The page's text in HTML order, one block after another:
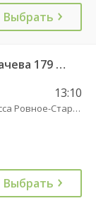
Выбрать
Саратов АВ Центральный ул им Пугачева 179 А — Старая Полтавка
13:10
Степное (трасса Ровное-Старая Полтавка)
Выбрать